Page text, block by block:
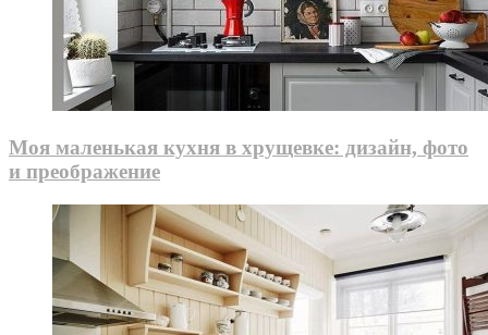
Моя маленькая кухня в хрущевке: дизайн, фото
и преображение